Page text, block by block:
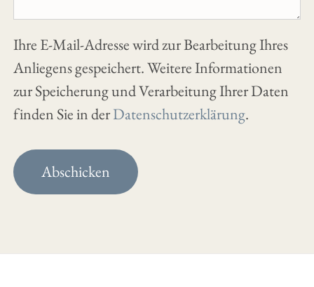
Ihre E-Mail-Adresse wird zur Bearbeitung Ihres
Anliegens gespeichert. Weitere Informationen
zur Speicherung und Verarbeitung Ihrer Daten
finden Sie in derDatenschutzerklärung.
Abschicken